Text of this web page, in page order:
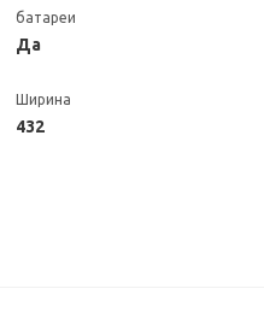
батареи
Да
Ширина
432